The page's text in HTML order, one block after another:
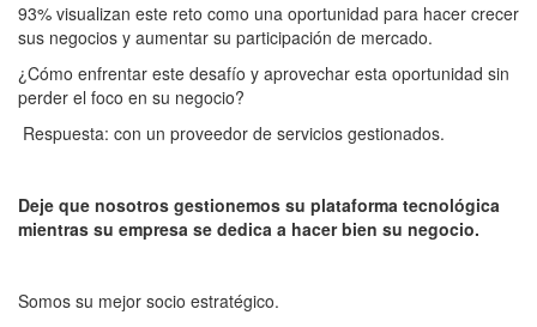
93% visualizan este reto como una oportunidad para hacer crecer
sus negocios y aumentar su participación de mercado.
¿Cómo enfrentar este desafío y aprovechar esta oportunidad sin
perder el foco en su negocio?
Respuesta: con un proveedor de servicios gestionados.
Deje que nosotros gestionemos su plataforma tecnológica
mientras su empresa se dedica a hacer bien su negocio.
Somos su mejor socio estratégico.